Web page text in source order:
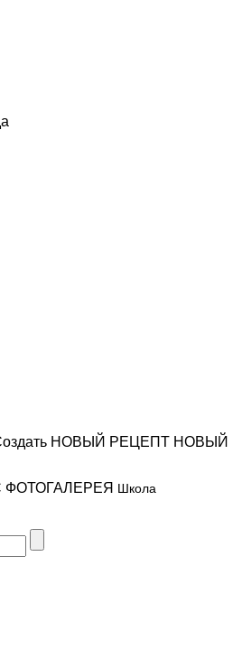
НОВЫЙ РЕЦЕПТ НОВЫЙ
ФОТОГАЛЕРЕЯ Школа